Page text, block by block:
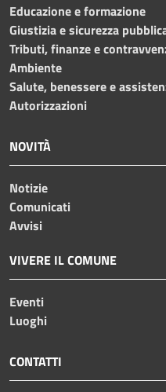
Educazione e formazione
Giustizia e sicurezza
Tributi, finanze e
Ambiente
Salute, benessere e
Autorizzazioni
NOVITÀ
Notizie
Comunicati
Avvisi
VIVERE IL COMUNE
Eventi
Luoghi
CONTATTI